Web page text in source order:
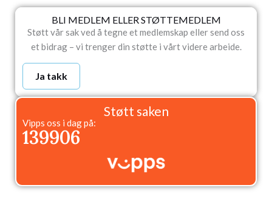
BLI MEDLEM ELLER STØTTEMEDLEM
Støtt vår sak ved å tegne et medlemskap eller send oss
et bidrag – vi trenger din støtte i vårt videre arbeide.
Ja takk
Støtt saken
Vipps oss i dag på:
139906